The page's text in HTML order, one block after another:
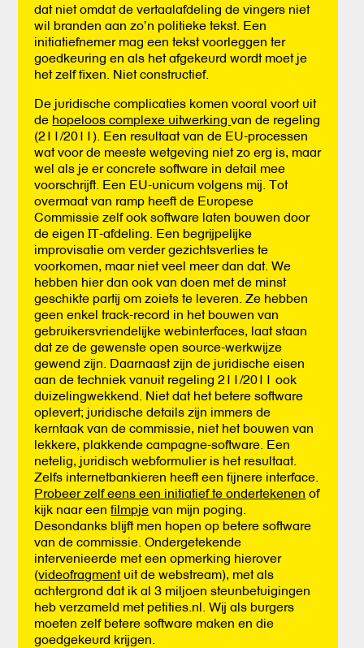
dat niet omdat de vertaalafdeling de vingers niet
wil branden aan zo’n politieke tekst. Een
initiatiefnemer mag een tekst voorleggen ter
goedkeuring en als het afgekeurd wordt moet je
het zelf fixen. Niet constructief.
De juridische complicaties komen vooral voort uit
de hopeloos complexe uitwerkingvan de regeling
(211/2011). Een resultaat van de EU-processen
wat voor de meeste wetgeving niet zo erg is, maar
wel als je er concrete software in detail mee
voorschrijft. Een EU-unicum volgens mij. Tot
overmaat van ramp heeft de Europese
Commissie zelf ook software laten bouwen door
de eigen IT-afdeling. Een begrijpelijke
improvisatie om verder gezichtsverlies te
voorkomen, maar niet veel meer dan dat. We
hebben hier dan ook van doen met de minst
geschikte partij om zoiets te leveren. Ze hebben
geen enkel track-record in het bouwen van
gebruikersvriendelijke webinterfaces, laat staan
dat ze de gewenste open source-werkwijze
gewend zijn. Daarnaast zijn de juridische eisen
aan de techniek vanuit regeling 211/2011 ook
duizelingwekkend. Niet dat het betere software
oplevert; juridische details zijn immers de
kerntaak van de commissie, niet het bouwen van
lekkere, plakkende campagne-software. Een
netelig, juridisch webformulier is het resultaat.
Zelfs internetbankieren heeft een fijnere interface.
Probeer zelf eens een initiatief te ondertekenen of
kijk naar eenfilmpje van mijn poging.
Desondanks blijft men hopen op betere software
van de commissie. Ondergetekende
intervenieerde met een opmerking hierover
(videofragmentuit de webstream), met als
achtergrond dat ik al 3 miljoen steunbetuigingen
heb verzameld met petities.nl. Wij als burgers
moeten zelf betere software maken en die
goedgekeurd krijgen.